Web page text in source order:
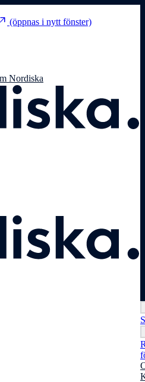
(öppnas i nytt fönster)
Nordiska